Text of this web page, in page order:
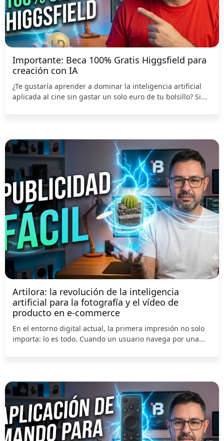
Importante: Beca 100% Gratis Higgsfield para
creación con IA
¿Te gustaría aprender a dominar la inteligencia artificial
aplicada al cine sin gastar un solo euro de tu bolsillo? Si...
Artilora: la revolución de la inteligencia
artificial para la fotografía y el vídeo de
producto en e-commerce
En el entorno digital actual, la primera impresión no solo
importa: lo es todo. Cuando un usuario navega por una...